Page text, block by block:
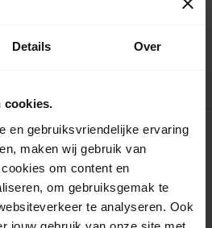
Details Over
cookies.
en gebruiksvriendelijke ervaring
maken wij gebruik van
om content en
om gebruiksgemak te
te analyseren. Ook